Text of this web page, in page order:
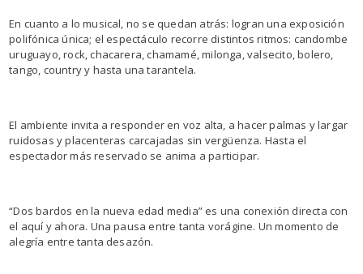
En cuanto a lo musical, no se quedan atrás: logran una exposición
polifónica única; el espectáculo recorre distintos ritmos: candombe
uruguayo, rock, chacarera, chamamé, milonga, valsecito, bolero,
tango, country y hasta una tarantela.
El ambiente invita a responder en voz alta, a hacer palmas y largar
ruidosas y placenteras carcajadas sin vergüenza. Hasta el
espectador más reservado se anima a participar.
“Dos bardos en la nueva edad media” es una conexión directa con
el aquí y ahora. Una pausa entre tanta vorágine. Un momento de
alegría entre tanta desazón.